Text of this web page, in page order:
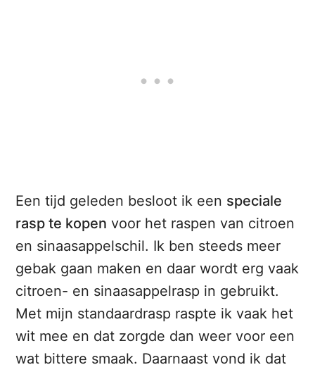
Een tijd geleden besloot ik een speciale
rasp te kopen voor het raspen van citroen
en sinaasappelschil. Ik ben steeds meer
gebak gaan maken en daar wordt erg vaak
citroen- en sinaasappelrasp in gebruikt.
Met mijn standaardrasp raspte ik vaak het
wit mee en dat zorgde dan weer voor een
wat bittere smaak. Daarnaast vond ik dat